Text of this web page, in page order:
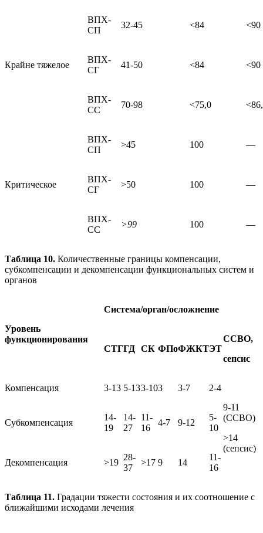
Крайне тяжелое
ВПХ-
СП
32-45 <84 <90
ВПХ-
СГ
41-50 <84 <90
ВПХ-
СС
70-98 <75,0
Критическое
ВПХ-
СП
>45 100 —
ВПХ-
СГ
>50 100 —
ВПХ-
СС
>99 100 —
Таблица 10. Количественные границы компенсации,
субкомпенсации и декомпенсации функциональных систем и
органов
Уровень
функционирования
Система/орган/осложнение
СТГГД СК ФПоФЖКТЭТ
ССВО,
сепсис
Компенсация 3-13 5-133-103 3-7
2-4
9-11
(ССВО)
>14
(сепсис)
Субкомпенсация
14-
19
14-
27
11-
16
4-7 9-12
5-
10
Декомпенсация >19
28-
37
>17 9 14
11-
16
Таблица 11. Градации тяжести состояния и их соотношение с
ближайшими исходами лечения